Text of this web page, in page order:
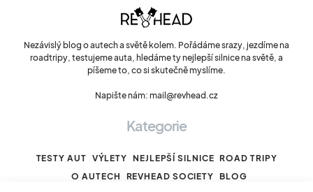
Nezávislý blog o autech a světě kolem. Pořádáme srazy, jezdíme na
roadtripy, testujeme auta, hledáme ty nejlepší silnice na světě, a
píšeme to, co si skutečně myslíme.
Napište nám: mail@revhead.cz
Kategorie
TESTY AUT VÝLETY NEJLEPŠÍ SILNICE ROAD TRIPY
O AUTECH
REVHEAD SOCIETY BLOG